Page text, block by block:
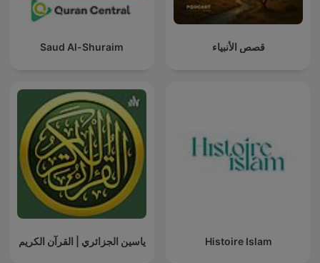
Saud Al-Shuraim قصص الأنبياء
ياسين الجزائري | القرآن الكريم Histoire Islam